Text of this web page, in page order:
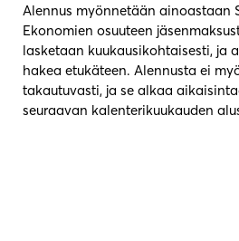
Alennus myönnetään ainoastaan
Ekonomien osuuteen
lasketaan kuukausikohtaisesti, ja
hakea etukäteen. Alennusta ei
takautuvasti, ja se alkaa
seuraavan kalenterikuukauden